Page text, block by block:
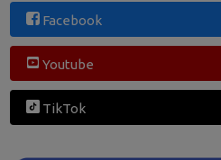
Facebook
Youtube
TikTok